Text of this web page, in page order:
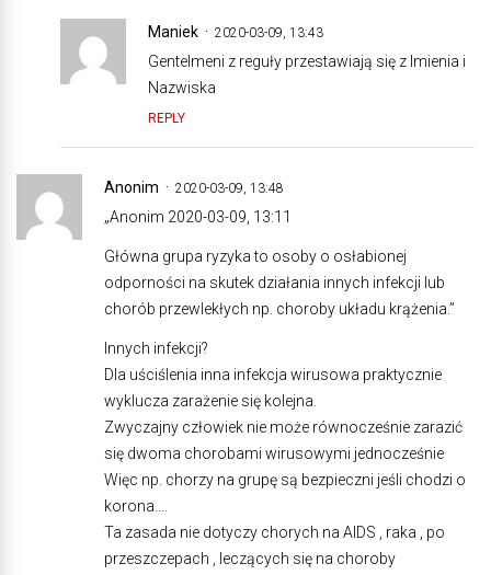
Maniek 2020-03-09, 13:43
Gentelmeni z reguły przestawiają się z Imienia i
Nazwiska
REPLY
Anonim 2020-03-09, 13:48
„Anonim 2020-03-09, 13:11
Główna grupa ryzyka to osoby o osłabionej
odporności na skutek działania innych infekcji lub
chorób przewlekłych np. choroby układu krążenia.”
Innych infekcji?
Dla uściślenia inna infekcja wirusowa praktycznie
wyklucza zarażenie się kolejna.
Zwyczajny człowiek nie może równocześnie zarazić
się dwoma chorobami wirusowymi jednocześnie
Więc np. chorzy na grupę są bezpieczni jeśli chodzi o
korona….
Ta zasada nie dotyczy chorych na AIDS , raka , po
przeszczepach , leczących się na choroby